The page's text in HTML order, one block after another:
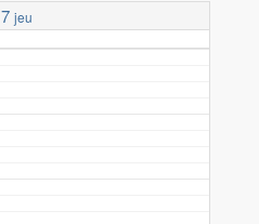
7 jeu